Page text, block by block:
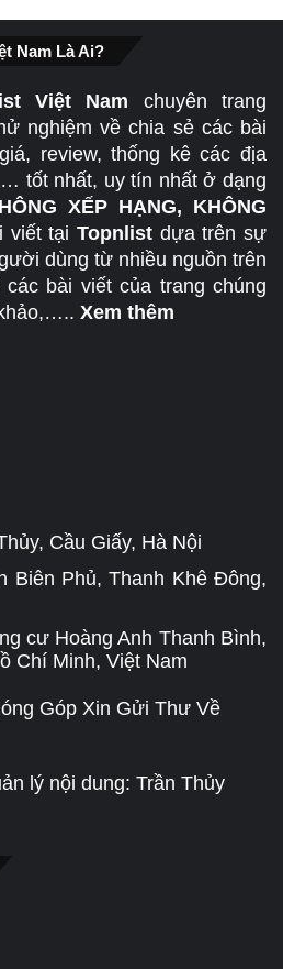
Nam Là Ai?
Việt Nam chuyên trang
nghiệm về chia sẻ các bài
review, thống kê các địa
tốt nhất, uy tín nhất ở dạng
XẾP HẠNG, KHÔNG
viết tạiTopnlist dựa trên sự
dùng từ nhiều nguồn trên
bài viết của trang chúng
Xem thêm
Cầu Giấy, Hà Nội
Biên Phủ, Thanh Khê Đông,
cư Hoàng Anh Thanh Bình,
Chí Minh, Việt Nam
Góp Xin Gửi Thư Về
lý nội dung: Trần Thủy